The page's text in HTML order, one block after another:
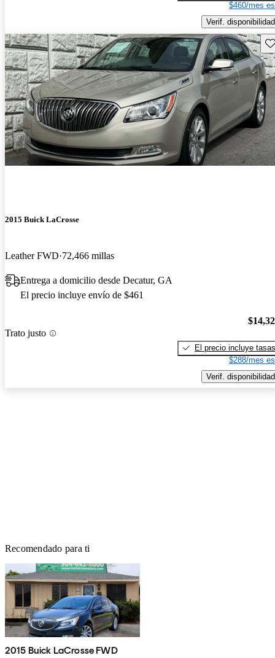
$460/mes
Verif. disponibilidad
2015 Buick LaCrosse
Leather FWD 72,466 millas
Entrega a domicilio desde Decatur, GA
El precio incluye envío de $461
Trato justo
El precio incluye tasas
$288/mes
Verif. disponibilidad
Recomendado para ti
2015 Buick LaCrosse FWD